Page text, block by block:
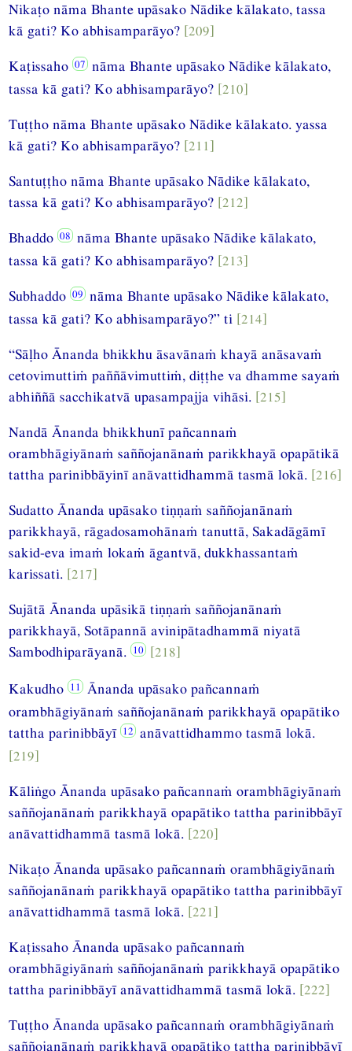
Nikaṭo nāma Bhante upāsako Nādike kālakato, tassa
kā gati? Ko abhisamparāyo? [209]
Kaṭissaho
nāma Bhante upāsako Nādike kālakato,
tassa kā gati? Ko abhisamparāyo? [210]
Tuṭṭho nāma Bhante upāsako Nādike kālakato. yassa
kā gati? Ko abhisamparāyo? [211]
Santuṭṭho nāma Bhante upāsako Nādike kālakato,
tassa kā gati? Ko abhisamparāyo? [212]
Bhaddo
nāma Bhante upāsako Nādike kālakato,
tassa kā gati? Ko abhisamparāyo? [213]
Subhaddo
nāma Bhante upāsako Nādike kālakato,
tassa kā gati? Ko abhisamparāyo?” ti [214]
“Sāḷho Ānanda bhikkhu āsavānaṁ khayā anāsavaṁ
cetovimuttiṁ paññāvimuttiṁ, diṭṭhe va dhamme sayaṁ
abhiññā sacchikatvā upasampajja vihāsi. [215]
Nandā Ānanda bhikkhunī pañcannaṁ
orambhāgiyānaṁ saññojanānaṁ parikkhayā opapātikā
tattha parinibbāyinī anāvattidhammā tasmā lokā. [216]
Sudatto Ānanda upāsako tiṇṇaṁ saññojanānaṁ
parikkhayā, rāgadosamohānaṁ tanuttā, Sakadāgāmī
sakid-eva imaṁ lokaṁ āgantvā, dukkhassantaṁ
karissati. [217]
Sujātā Ānanda upāsikā tiṇṇaṁ saññojanānaṁ
parikkhayā, Sotāpannā avinipātadhammā niyatā
Sambodhiparāyanā.
[218]
Kakudho
Ānanda upāsako pañcannaṁ
orambhāgiyānaṁ saññojanānaṁ parikkhayā opapātiko
tattha parinibbāyī
anāvattidhammo tasmā lokā.
[219]
Kāliṅgo Ānanda upāsako pañcannaṁ orambhāgiyānaṁ
saññojanānaṁ parikkhayā opapātiko tattha parinibbāyī
anāvattidhammā tasmā lokā. [220]
Nikaṭo Ānanda upāsako pañcannaṁ orambhāgiyānaṁ
saññojanānaṁ parikkhayā opapātiko tattha parinibbāyī
anāvattidhammā tasmā lokā. [221]
Kaṭissaho Ānanda upāsako pañcannaṁ
orambhāgiyānaṁ saññojanānaṁ parikkhayā opapātiko
tattha parinibbāyī anāvattidhammā tasmā lokā. [222]
Tuṭṭho Ānanda upāsako pañcannaṁ orambhāgiyānaṁ
saññojanānaṁ parikkhayā opapātiko tattha parinibbāyī